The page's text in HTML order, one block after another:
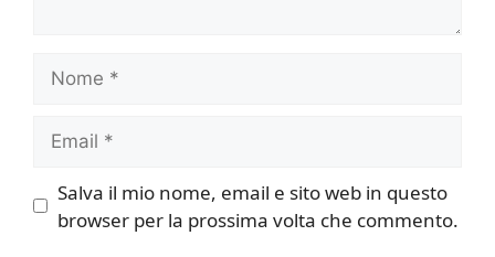
Salva il mio nome, email e sito web in questo
browser per la prossima volta che commento.